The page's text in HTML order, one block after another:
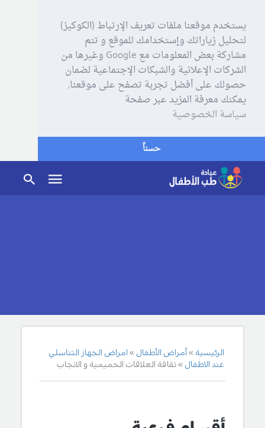
يستخدم موقعنا ملفات تعريف الإرتباط (الكوكيز)
لتحليل زياراتك وإستخدامك للموقع و تتم
مشاركة بعض المعلومات مع Google وغيرها من
الشركات الإعلانية والشبكات الإجتماعية لضمان
حصولك على أفضل تجربة تصفح على موقعنا,
يمكنك معرفة المزيد عبر صفحة
سياسة الخصوصية
حسناً
الرئيسية أمراض الأطفال
امراض الجهاز التناسلي
عند الاطفال
ثقافة العلاقات الحميمية و الانجاب